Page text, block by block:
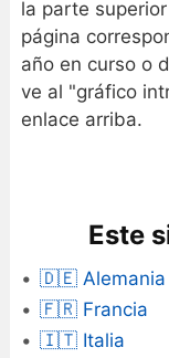
la parte
página
año en curso o
ve al "gráfico
enlace arriba.
Este
🇩🇪 Alemania
🇫🇷 Francia
🇮🇹 Italia